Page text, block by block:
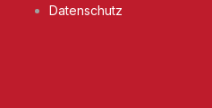
Datenschutz